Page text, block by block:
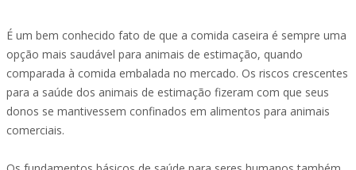
É um bem conhecido fato de que a comida caseira é sempre uma
opção mais saudável para animais de estimação, quando
comparada à comida embalada no mercado. Os riscos crescentes
para a saúde dos animais de estimação fizeram com que seus
donos se mantivessem confinados em alimentos para animais
comerciais.